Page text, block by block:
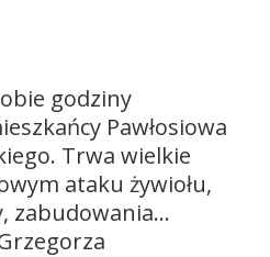
godziny
Pawłosiowa
Trwa wielkie
ataku żywiołu,
zabudowania…